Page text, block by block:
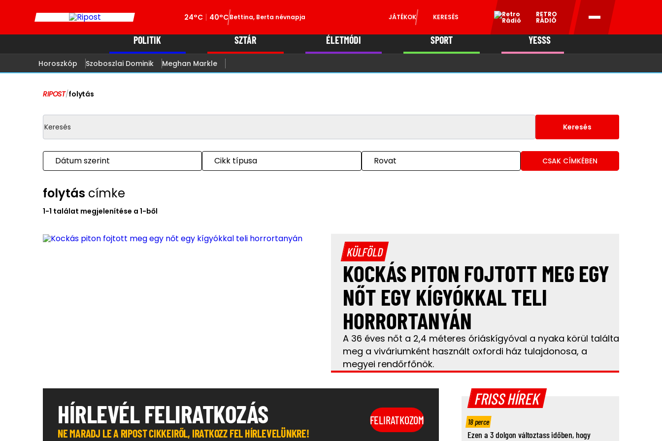
24°C 40°CBettina, Berta névnapja JÁTÉKOK KERESÉS RETRO
RÁDIÓ
POLITIK SZTÁR ÉLETMÓDI SPORT YESSS
Horoszkóp Szoboszlai Dominik Meghan Markle
RIPOST/folytás
Keresés
Dátum szerint Cikk típusa Rovat CSAK CÍMKÉBEN
folytás címke
1-1 találat megjelenítése a 1-ből
KÜLFÖLD
KOCKÁS PITON FOJTOTT MEG EGY
NŐT EGY KÍGYÓKKAL TELI
HORRORTANYÁN
A 36 éves nőt a 2,4 méteres óriáskígyóval a nyaka körül találta
meg a viváriumként használt oxfordi ház tulajdonosa, a
megyei rendőrfőnök.
HÍRLEVÉL FELIRATKOZÁS
NE MARADJ LE A RIPOST CIKKEIRŐL, IRATKOZZ FEL HÍRLEVELÜNKRE!
FELIRATKOZOM
FRISS HÍREK
18 perce
Ezen a 3 dolgon változtass időben, hogy